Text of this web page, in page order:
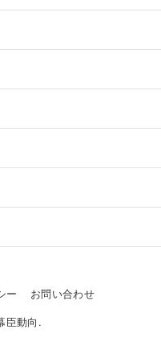
ー
お問い合わせ
臣動向.